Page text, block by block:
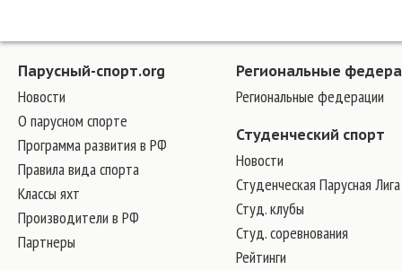
Парусный-спорт.org
Новости
О парусном спорте
Программа развития в РФ
Правила вида спорта
Классы яхт
Производители в РФ
Партнеры
Региональные
Региональные федерации
Студенческий спорт
Новости
Студенческая Парусная Лига
Студ. клубы
Студ. соревнования
Рейтинги